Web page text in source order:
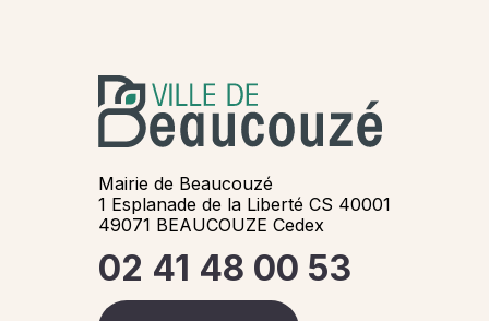
Mairie de Beaucouzé
1 Esplanade de la Liberté CS 40001
49071 BEAUCOUZE Cedex
02 41 48 00 53